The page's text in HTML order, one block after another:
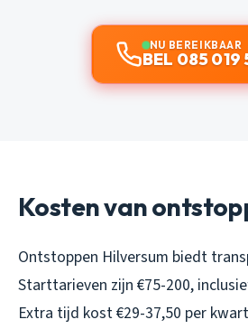
NU BEREIKBAAR
BEL 085 019
Kosten van
Ontstoppen Hilversum biedt
Starttarieven zijn €75-200,
Extra tijd kost €29-37,50 per